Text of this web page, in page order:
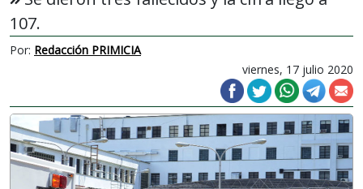
107.
Por: Redacción PRIMICIA
viernes, 17 julio 2020